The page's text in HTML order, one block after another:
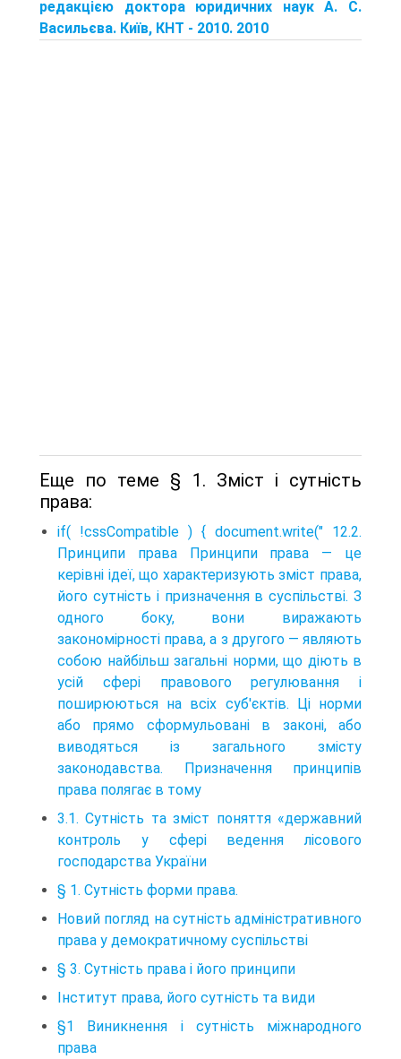
редакцією доктора юридичних наук А. С.
Васильєва. Київ, КНТ - 2010. 2010
Еще по теме § 1. Зміст і сутність
права:
if( !cssCompatible ) { document.write(" 12.2.
Принципи права Принципи права — це
керівні ідеї, що характеризують зміст права,
його сутність і призначення в суспільстві. З
одного боку, вони виражають
закономірності права, а з другого — являють
собою найбільш загальні норми, що діють в
усій сфері правового регулювання і
поширюються на всіх суб'єктів. Ці норми
або прямо сформульовані в законі, або
виводяться із загального змісту
законодавства. Призначення принципів
права полягає в тому
3.1. Сутність та зміст поняття «державний
контроль у сфері ведення лісового
господарства України
§ 1. Сутність форми права.
Новий погляд на сутність адміністративного
права у демократичному суспільстві
§ 3. Сутність права і його принципи
Інститут права, його сутність та види
§1 Виникнення і сутність міжнародного
права